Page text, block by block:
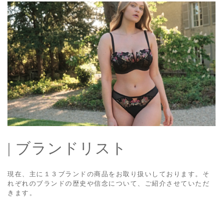
| ブランドリスト
現在、主に１３ブランドの商品をお取り扱いしております。そ
れぞれのブランドの歴史や信念について、ご紹介させていただ
きます。